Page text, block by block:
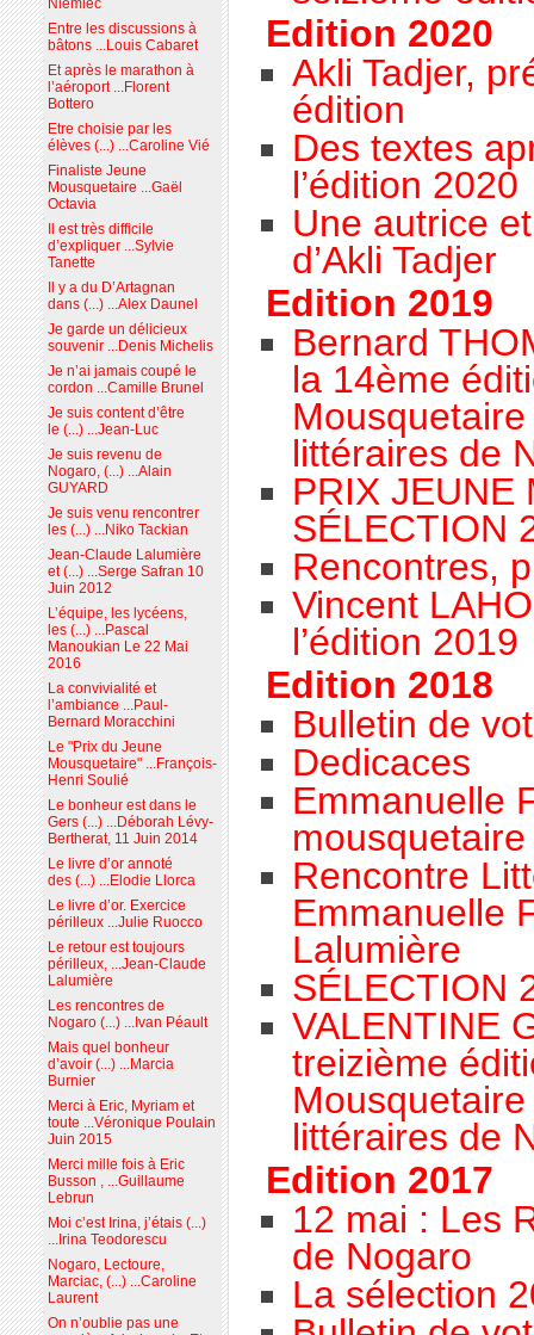
Edition 2020
Akli Tadjer,
édition
Des textes
l’édition 2020
Une autrice
d’Akli Tadjer
Edition 2019
Bernard
la 14ème
littéraires de
PRIX JEUNE
SÉLECTION
Rencontres,
Vincent
l’édition 2019
Edition 2018
Bulletin de
Dedicaces
Emmanuelle
Rencontre
Emmanuelle
Lalumière
SÉLECTION
VALENTINE
treizième
littéraires de
Edition 2017
12 mai : Les
de Nogaro
La sélection
Niemiec
Entre les discussions à
bâtons ...Louis Cabaret
Et après le marathon à
l’aéroport ...Florent
Bottero
Etre choisie par les
élèves (...) ...Caroline Vié
Finaliste Jeune
Mousquetaire ...Gaël
Octavia
Il est très difficile
d’expliquer ...Sylvie
Tanette
Il y a du D’Artagnan
dans (...) ...Alex Daunel
Je garde un délicieux
souvenir ...Denis Michelis
Je n’ai jamais coupé le
cordon ...Camille Brunel
Je suis content d’être
le (...) ...Jean-Luc
Je suis revenu de
Nogaro, (...) ...Alain
GUYARD
Je suis venu rencontrer
les (...) ...Niko Tackian
Jean-Claude Lalumière
et (...) ...Serge Safran 10
Juin 2012
L’équipe, les lycéens,
les (...) ...Pascal
Manoukian Le 22 Mai
2016
La convivialité et
l’ambiance ...Paul-
Bernard Moracchini
Le "Prix du Jeune
Mousquetaire" ...François-
Henri Soulié
Le bonheur est dans le
Gers (...) ...Déborah Lévy-
Bertherat, 11 Juin 2014
Le livre d’or annoté
des (...) ...Elodie Llorca
Le livre d’or. Exercice
périlleux ...Julie Ruocco
Le retour est toujours
périlleux, ...Jean-Claude
Lalumière
Les rencontres de
Nogaro (...) ...Ivan Péault
Mais quel bonheur
d’avoir (...) ...Marcia
Burnier
Merci à Eric, Myriam et
toute ...Véronique Poulain
Juin 2015
Merci mille fois à Eric
Busson , ...Guillaume
Lebrun
Moi c’est Irina, j’étais (...)
...Irina Teodorescu
Nogaro, Lectoure,
Marciac, (...) ...Caroline
Laurent
On n’oublie pas une